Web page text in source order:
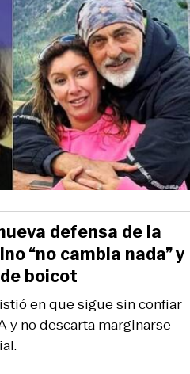
en que sigue sin confiar
y no descarta marginarse
defensa de la
“no cambia nada” y
boicot